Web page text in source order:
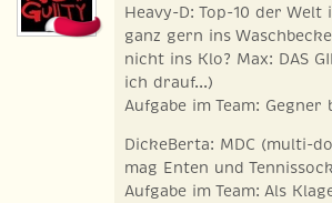
Heavy-D: Top-10 der
ganz gern ins
nicht ins Klo? Max: DAS
ich drauf...)
Aufgabe im Team: Gegner
DickeBerta: MDC (multi-
mag Enten und
Aufgabe im Team: Als